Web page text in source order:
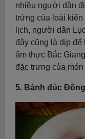
nhiều người dân
trứng của loài kiến
lịch, người dân
đây cũng là dịp để
ẩm thực Bắc
đặc trưng của
5. Bánh đúc